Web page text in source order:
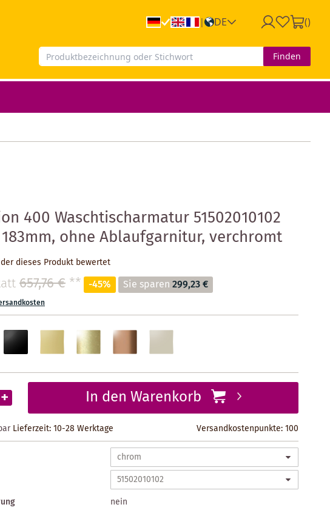
| DE ()
Finden
400 Waschtischarmatur 51502010102
ohne Ablaufgarnitur, verchromt
dieses Produkt bewertet
657,76 € ** -45% Sie sparen 299,23 €
+ In den Warenkorb
Lieferzeit: 10-28 Werktage Versandkostenpunkte:100
nein